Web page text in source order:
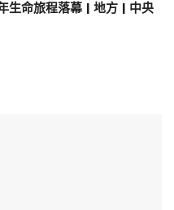
生命旅程落幕 | 地方 | 中央